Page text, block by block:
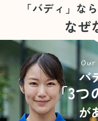
「バディ」なら
なぜ
Our
バ
「3つ
が